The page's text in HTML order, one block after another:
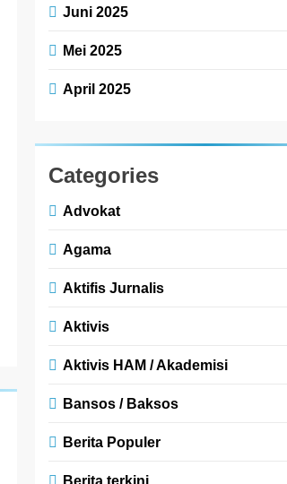
Juni 2025
Mei 2025
April 2025
Categories
Advokat
Agama
Aktifis Jurnalis
Aktivis
Aktivis HAM / Akademisi
Bansos / Baksos
Berita Populer